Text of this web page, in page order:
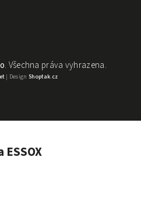
. Všechna práva vyhrazena.
| Design Shoptak.cz